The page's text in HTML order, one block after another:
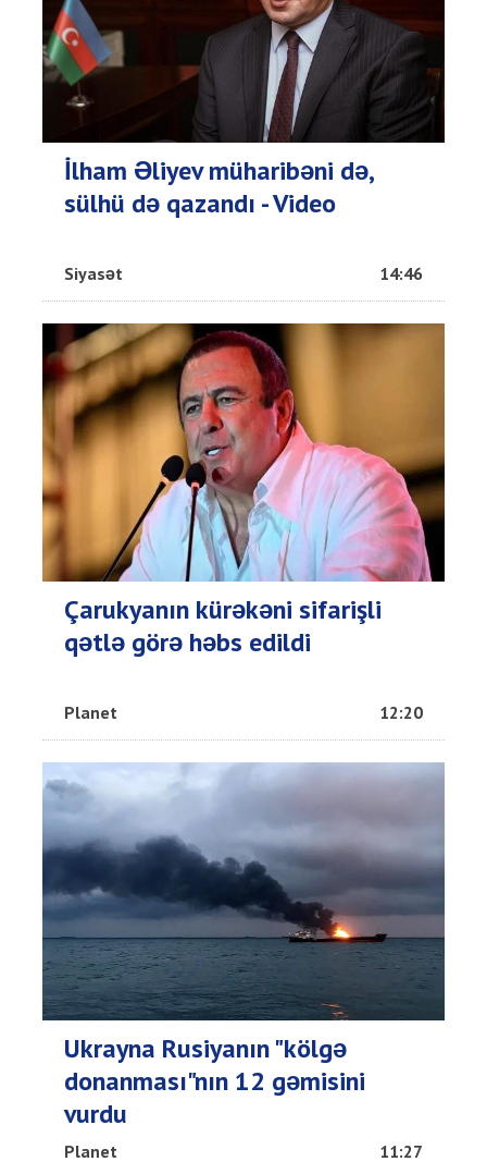
İlham Əliyev müharibəni də,
sülhü də qazandı - Video
Siyasət 14:46
Çarukyanın kürəkəni sifarişli
qətlə görə həbs edildi
Planet 12:20
Ukrayna Rusiyanın "kölgə
donanması"nın 12 gəmisini
vurdu
Planet 11:27